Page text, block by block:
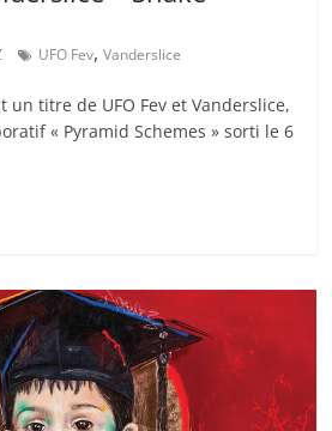
UFO Fev,Vanderslice
un titre de UFO Fev et Vanderslice,
« Pyramid Schemes » sorti le 6